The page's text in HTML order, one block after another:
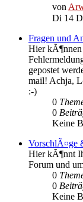
von
Di 14
Fragen und
Hier
gepostet
mail! Achja,
:-)
0
0
Keine
VorschlÃ¤ge
Hier kÃ¶nnt
Forum und
0
0
Keine